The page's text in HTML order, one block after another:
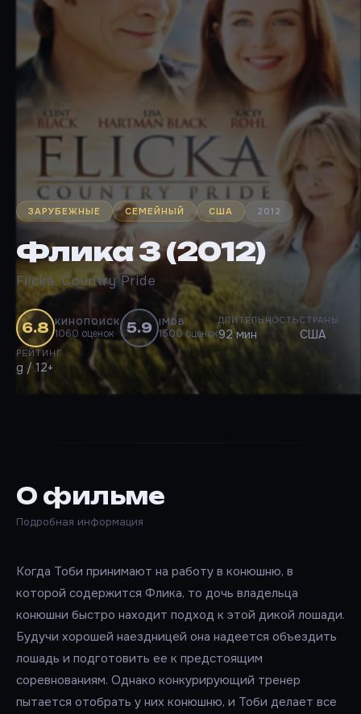
ЗАРУБЕЖНЫЕ СЕМЕЙНЫЙ США 2012
Флика 3 (2012)
Flicka: Country Pride
6.8 КИНОПОИСК
1060 оценок 5.9 IMDB
1500 оценок
ДЛИТЕЛЬНОСТЬ
92 мин
СТРАНЫ
США
РЕЙТИНГ
g / 12+
О фильме
Подробная информация
Когда Тоби принимают на работу в конюшню, в
которой содержится Флика, то дочь владельца
конюшни быстро находит подход к этой дикой лошади.
Будучи хорошей наездницей она надеется объездить
лошадь и подготовить ее к предстоящим
соревнованиям. Однако конкурирующий тренер
пытается отобрать у них конюшню, и Тоби делает все